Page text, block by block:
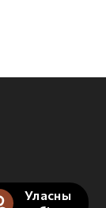
Уласны